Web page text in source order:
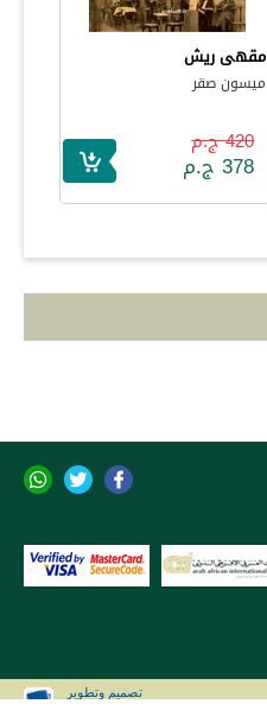
مقهى ريش
ميسون صقر
420 ج.م
378 ج.م
تصميم وتطوير